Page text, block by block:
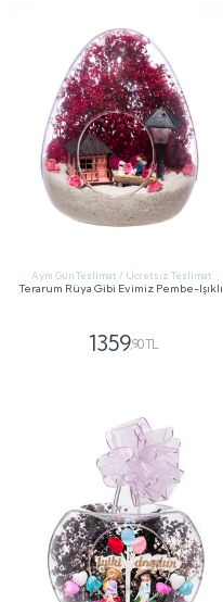
Aynı Gün Teslimat / Ücretsiz Teslimat
Terarum Rüya Gibi Evimiz Pembe-Işıklı
1359,90 TL